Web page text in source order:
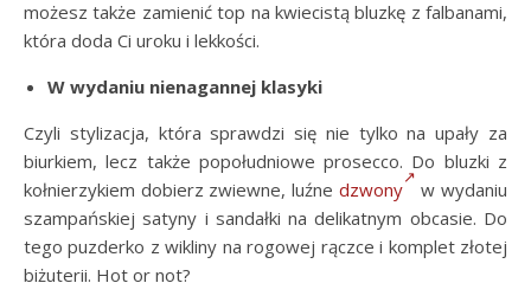
możesz także zamienić top na kwiecistą bluzkę z falbanami,
która doda Ci uroku i lekkości.
W wydaniu nienagannej klasyki
Czyli stylizacja, która sprawdzi się nie tylko na upały za
biurkiem, lecz także popołudniowe prosecco. Do bluzki z
kołnierzykiem dobierz zwiewne, luźne dzwony
w wydaniu
szampańskiej satyny i sandałki na delikatnym obcasie. Do
tego puzderko z wikliny na rogowej rączce i komplet złotej
biżuterii. Hot or not?